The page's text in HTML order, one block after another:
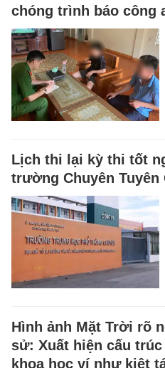
chóng trình báo công
Lịch thi lại kỳ thi tốt
trường Chuyên Tuyên
Hình ảnh Mặt Trời rõ
sử: Xuất hiện cấu
khoa học ví như kiệt